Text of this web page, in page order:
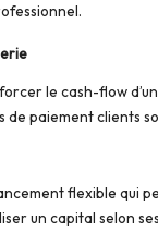
le cash-flow
de paiement clients
flexible qui
un capital selon